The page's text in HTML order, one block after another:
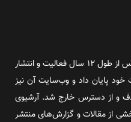
روز آنلاین روزنامه‌ای اینترنتی بود که پس از طول ۱۲ سال فعالیت و انتشار
سال ۲۰۱۶ به فعالیت خود پایان داد و وب‌سایت آن نیز
و از دسترس خارج شد. آرشیوی
از مقالات و گزارش‌های منتشر